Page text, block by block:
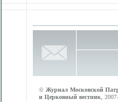
© Журнал Московской
и Церковный вестник ,